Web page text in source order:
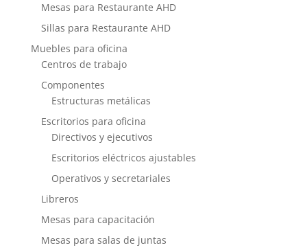
Mesas para Restaurante AHD
Sillas para Restaurante AHD
Muebles para oficina
Centros de trabajo
Componentes
Estructuras metálicas
Escritorios para oficina
Directivos y ejecutivos
Escritorios eléctricos ajustables
Operativos y secretariales
Libreros
Mesas para capacitación
Mesas para salas de juntas